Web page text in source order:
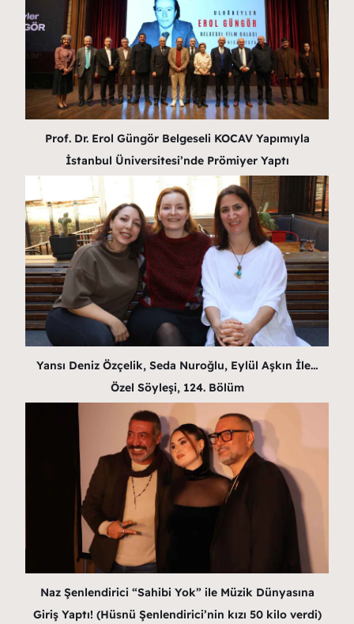
Prof. Dr. Erol Güngör Belgeseli KOCAV Yapımıyla
İstanbul Üniversitesi’nde Prömiyer Yaptı
Yansı Deniz Özçelik, Seda Nuroğlu, Eylül Aşkın İle…
Özel Söyleşi, 124. Bölüm
Naz Şenlendirici “Sahibi Yok” ile Müzik Dünyasına
Giriş Yaptı! (Hüsnü Şenlendirici’nin kızı 50 kilo verdi)